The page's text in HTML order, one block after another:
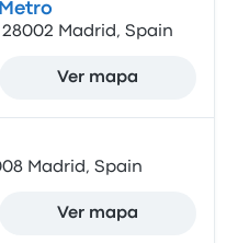
Madrid, Spain
Ver mapa
Madrid, Spain
Ver mapa